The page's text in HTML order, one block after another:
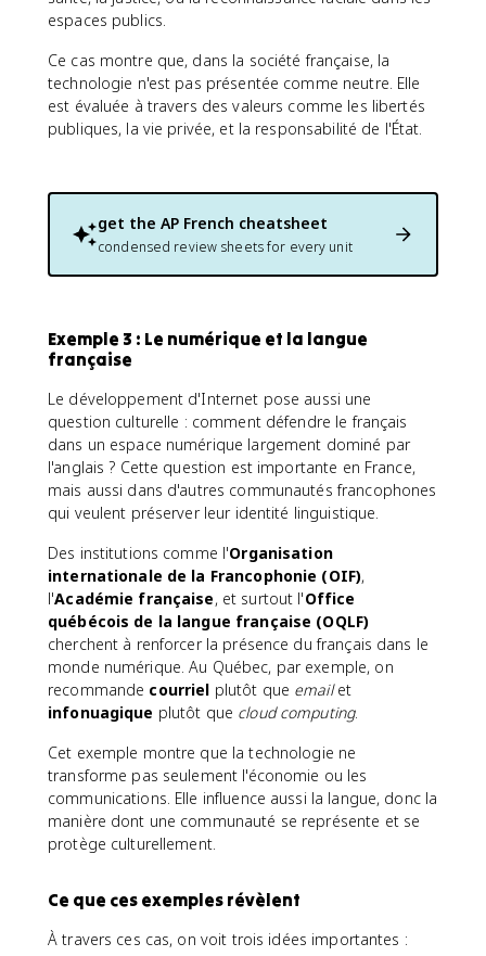
espaces publics.
Ce cas montre que, dans la société française, la
technologie n'est pas présentée comme neutre. Elle
est évaluée à travers des valeurs comme les libertés
publiques, la vie privée, et la responsabilité de l'État.
get the AP French cheatsheet
condensed review sheets for every unit
Exemple 3 : Le numérique et la langue
française
Le développement d'Internet pose aussi une
question culturelle : comment défendre le français
dans un espace numérique largement dominé par
l'anglais ? Cette question est importante en France,
mais aussi dans d'autres communautés francophones
qui veulent préserver leur identité linguistique.
Des institutions comme l'Organisation
internationale de la Francophonie (OIF),
l'Académie française, et surtout l'Office
québécois de la langue française (OQLF)
cherchent à renforcer la présence du français dans le
monde numérique. Au Québec, par exemple, on
recommande courriel plutôt que emailet
infonuagique plutôt que cloud computing.
Cet exemple montre que la technologie ne
transforme pas seulement l'économie ou les
communications. Elle influence aussi la langue, donc la
manière dont une communauté se représente et se
protège culturellement.
Ce que ces exemples révèlent
À travers ces cas, on voit trois idées importantes :